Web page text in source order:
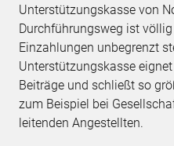
Unterstützungskasse von
Durchführungsweg ist
Einzahlungen unbegrenzt
Unterstützungskasse
Beiträge und schließt so
zum Beispiel bei
leitenden Angestellten.